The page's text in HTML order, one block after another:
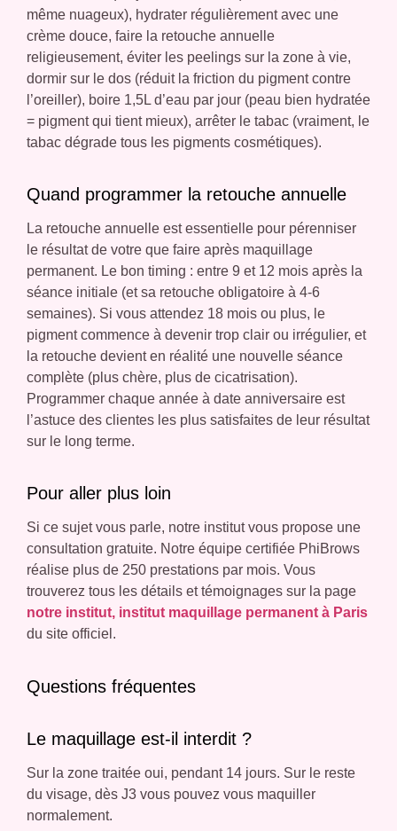
même nuageux), hydrater régulièrement avec une
crème douce, faire la retouche annuelle
religieusement, éviter les peelings sur la zone à vie,
dormir sur le dos (réduit la friction du pigment contre
l’oreiller), boire 1,5L d’eau par jour (peau bien hydratée
= pigment qui tient mieux), arrêter le tabac (vraiment, le
tabac dégrade tous les pigments cosmétiques).
Quand programmer la retouche annuelle
La retouche annuelle est essentielle pour pérenniser
le résultat de votre que faire après maquillage
permanent. Le bon timing : entre 9 et 12 mois après la
séance initiale (et sa retouche obligatoire à 4-6
semaines). Si vous attendez 18 mois ou plus, le
pigment commence à devenir trop clair ou irrégulier, et
la retouche devient en réalité une nouvelle séance
complète (plus chère, plus de cicatrisation).
Programmer chaque année à date anniversaire est
l’astuce des clientes les plus satisfaites de leur résultat
sur le long terme.
Pour aller plus loin
Si ce sujet vous parle, notre institut vous propose une
consultation gratuite. Notre équipe certifiée PhiBrows
réalise plus de 250 prestations par mois. Vous
trouverez tous les détails et témoignages sur la page
notre institut, institut maquillage permanent à Paris
du site officiel.
Questions fréquentes
Le maquillage est-il interdit ?
Sur la zone traitée oui, pendant 14 jours. Sur le reste
du visage, dès J3 vous pouvez vous maquiller
normalement.